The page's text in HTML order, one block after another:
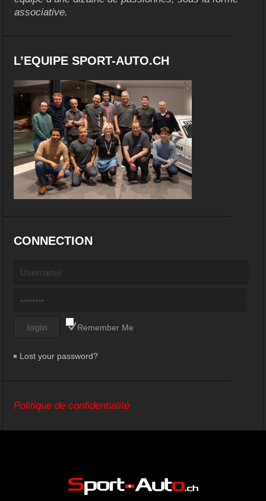
associative.
L’EQUIPE SPORT-AUTO.CH
CONNECTION
Remember Me
Lost your password?
Politique de confidentialité